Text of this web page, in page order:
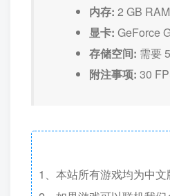
内存: 2 GB RAM
显卡: GeForce
存储空间: 需要
附注事项: 30
1、本站所有游戏均为中